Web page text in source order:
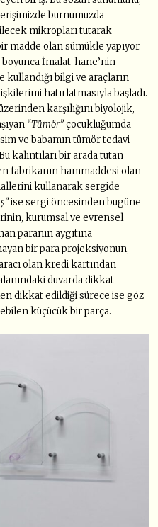
burnumuzda
mikropları tutarak
madde olan sümükle yapıyor.
boyunca İmalat-hane’nin
kullandığı bilgi ve araçların
hatırlatmasıyla başladı.
karşılığını biyolojik,
“Tümör”çocukluğumda
ve babamın tümör tedavi
kalıntıları bir arada tutan
fabrikanın hammaddesi olan
hallerini kullanarak sergide
ise sergi öncesinden bugüne
kurumsal ve evrensel
paranın aygıtına
bir para projeksiyonun,
olan kredi kartından
duvarda dikkat
dikkat edildiği sürece ise göz
küçücük bir parça.